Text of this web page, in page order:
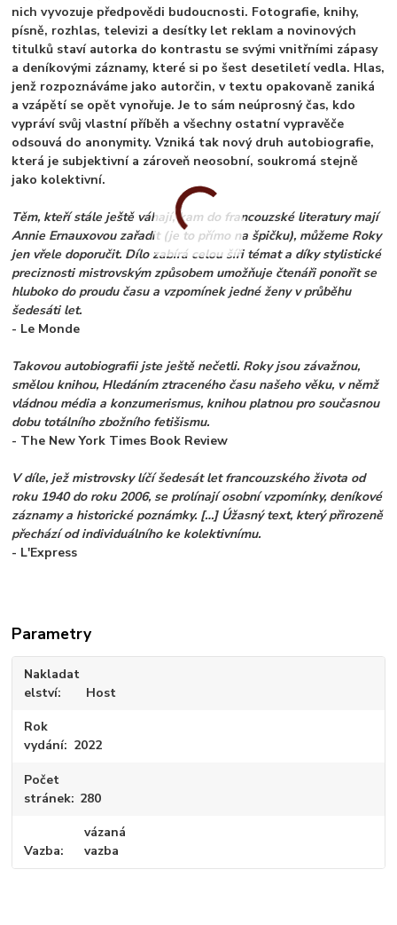
nich vyvozuje předpovědi budoucnosti. Fotografie, knihy,
písně, rozhlas, televizi a desítky let reklam a novinových
titulků staví autorka do kontrastu se svými vnitřními zápasy
a deníkovými záznamy, které si po šest desetiletí vedla. Hlas,
jenž rozpoznáváme jako autorčin, v textu opakovaně zaniká
a vzápětí se opět vynořuje. Je to sám neúprosný čas, kdo
vypráví svůj vlastní příběh a všechny ostatní vypravěče
odsouvá do anonymity. Vzniká tak nový druh autobiografie,
která je subjektivní a zároveň neosobní, soukromá stejně
jako kolektivní.
Těm, kteří stále ještě váhají, kam do francouzské literatury mají
Annie Ernauxovou zařadit (je to přímo na špičku), můžeme Roky
jen vřele doporučit. Dílo zabírá celou šíři témat a díky stylistické
preciznosti mistrovským způsobem umožňuje čtenáři ponořit se
hluboko do proudu času a vzpomínek jedné ženy v průběhu
šedesáti let.
- Le Monde
Takovou autobiografii jste ještě nečetli. Roky jsou závažnou,
smělou knihou, Hledáním ztraceného času našeho věku, v němž
vládnou média a konzumerismus, knihou platnou pro současnou
dobu totálního zbožního fetišismu.
- The New York Times Book Review
V díle, jež mistrovsky líčí šedesát let francouzského života od
roku 1940 do roku 2006, se prolínají osobní vzpomínky, deníkové
záznamy a historické poznámky. […] Úžasný text, který přirozeně
přechází od individuálního ke kolektivnímu.
- L'Express
Parametry
Nakladat
elství
Host
Rok
vydání
2022
Počet
stránek 280
Vazba
vázaná
vazba